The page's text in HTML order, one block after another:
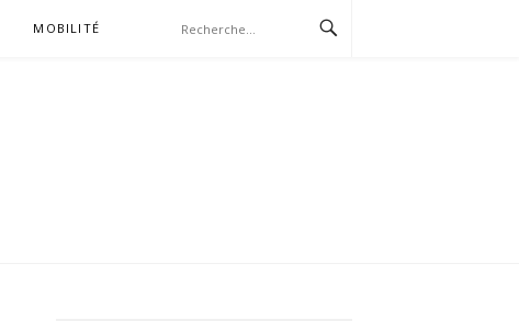
MOBILITÉ